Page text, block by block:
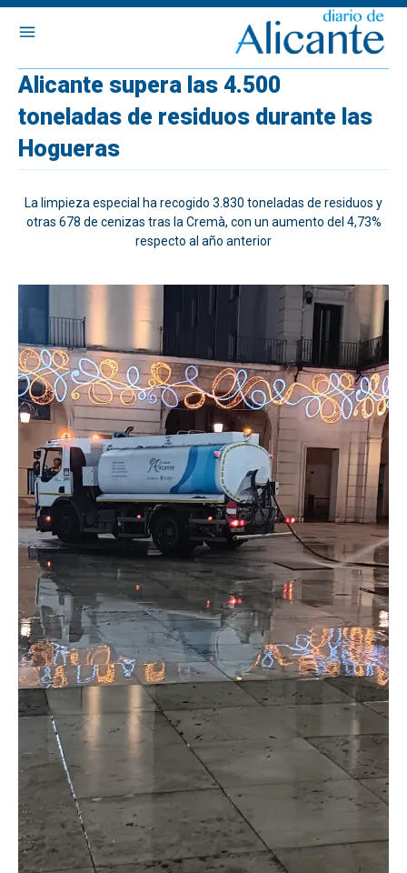
Alicante supera las 4.500
toneladas de residuos durante las
Hogueras
La limpieza especial ha recogido 3.830 toneladas de residuos y
otras 678 de cenizas tras la Cremà, con un aumento del 4,73%
respecto al año anterior